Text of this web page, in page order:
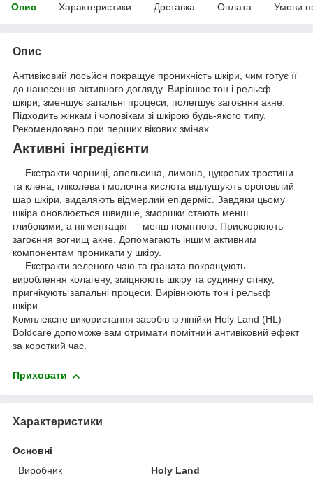
Опис Характеристики Доставка Оплата Умови
Опис
Антивіковий лосьйон покращує проникність шкіри, чим готує її
до нанесення активного догляду. Вирівнює тон і рельєф
шкіри, зменшує запальні процеси, полегшує загоєння акне.
Підходить жінкам і чоловікам зі шкірою будь-якого типу.
Рекомендовано при перших вікових змінах.
Активні інгредієнти
— Екстракти чорниці, апельсина, лимона, цукрових тростини
та клена, гліколева і молочна кислота відлущують ороговілий
шар шкіри, видаляють відмерлий епідерміс. Завдяки цьому
шкіра оновлюється швидше, зморшки стають менш
глибокими, а пігментація — менш помітною. Прискорюють
загоєння вогнищ акне. Допомагають іншим активним
компонентам проникати у шкіру.
— Екстракти зеленого чаю та граната покращують
вироблення колагену, зміцнюють шкіру та судинну стінку,
пригнічують запальні процеси. Вирівнюють тон і рельєф
шкіри.
Комплексне використання засобів із лінійки Holy Land (HL)
Boldcare допоможе вам отримати помітний антивіковий ефект
за короткий час.
Приховати
Характеристики
Основні
Виробник
Holy Land